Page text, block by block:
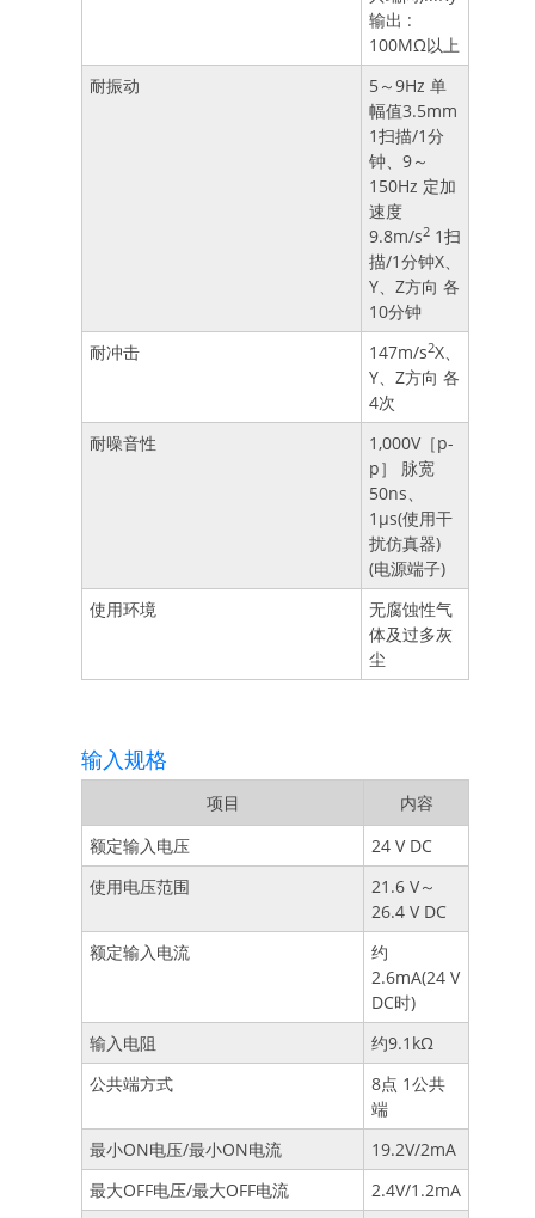
输出 :
100MΩ以上
耐振动
5～9Hz 单
幅值3.5mm
1扫描/1分
钟、9～
150Hz 定加
速度
9.8m/s2 1扫
描/1分钟X、
Y、Z方向 各
10分钟
耐冲击
147m/s2X、
Y、Z方向 各
4次
耐噪音性
1,000V［p-
p］ 脉宽
50ns、
1μs(使用干
扰仿真器)
(电源端子)
使用环境
无腐蚀性气
体及过多灰
尘
输入规格
项目
内容
额定输入电压
24 V DC
使用电压范围
21.6 V～
26.4 V DC
额定输入电流
约
2.6mA(24 V
DC时)
输入电阻
约9.1kΩ
公共端方式
8点 1公共
端
最小ON电压/最小ON电流
19.2V/2mA
最大OFF电压/最大OFF电流
2.4V/1.2mA